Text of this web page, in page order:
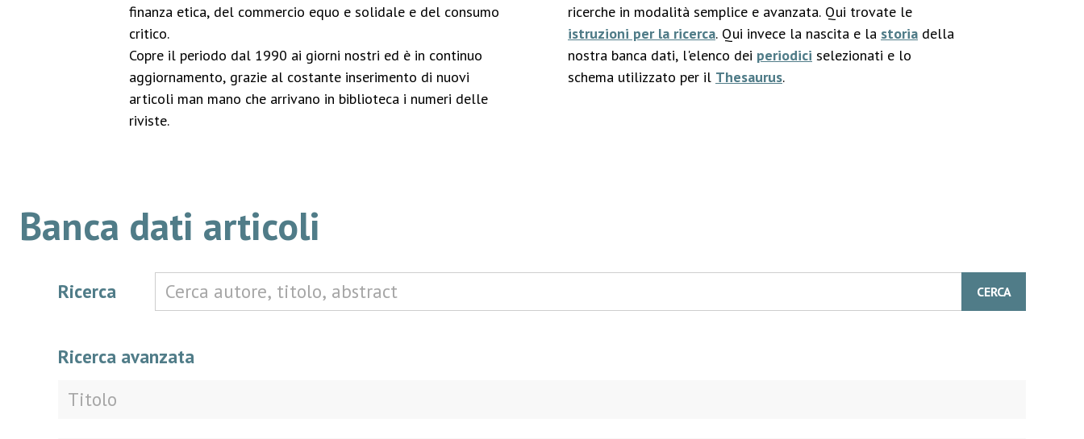
finanza etica, del commercio equo e solidale e del consumo
critico.
Copre il periodo dal 1990 ai giorni nostri ed è in continuo
aggiornamento, grazie al costante inserimento di nuovi
articoli man mano che arrivano in biblioteca i numeri delle
riviste.
ricerche in modalità semplice e avanzata. Qui trovate le
istruzioni per la ricerca. Qui invece la nascita e la storia della
nostra banca dati, l'elenco dei periodici selezionati e lo
schema utilizzato per il Thesaurus.
Banca dati articoli
Ricerca CERCA
Ricerca avanzata